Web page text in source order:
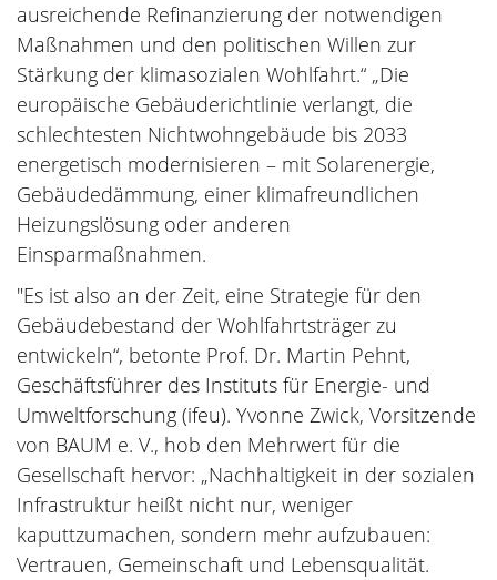
ausreichende Refinanzierung der notwendigen
Maßnahmen und den politischen Willen zur
Stärkung der klimasozialen Wohlfahrt.“ „Die
europäische Gebäuderichtlinie verlangt, die
schlechtesten Nichtwohngebäude bis 2033
energetisch modernisieren – mit Solarenergie,
Gebäudedämmung, einer klimafreundlichen
Heizungslösung oder anderen
Einsparmaßnahmen.
"Es ist also an der Zeit, eine Strategie für den
Gebäudebestand der Wohlfahrtsträger zu
entwickeln“, betonte Prof. Dr. Martin Pehnt,
Geschäftsführer des Instituts für Energie- und
Umweltforschung (ifeu). Yvonne Zwick, Vorsitzende
von BAUM e. V., hob den Mehrwert für die
Gesellschaft hervor: „Nachhaltigkeit in der sozialen
Infrastruktur heißt nicht nur, weniger
kaputtzumachen, sondern mehr aufzubauen:
Vertrauen, Gemeinschaft und Lebensqualität.